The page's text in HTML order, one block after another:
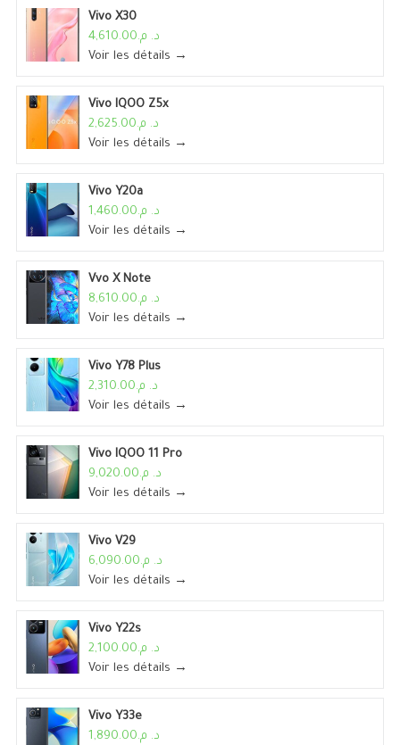
Vivo X30
د. م.4,610.00
Voir les détails →
Vivo IQOO Z5x
د. م.2,625.00
Voir les détails →
Vivo Y20a
د. م.1,460.00
Voir les détails →
Vvo X Note
د. م.8,610.00
Voir les détails →
Vivo Y78 Plus
د. م.2,310.00
Voir les détails →
Vivo IQOO 11 Pro
د. م.9,020.00
Voir les détails →
Vivo V29
د. م.6,090.00
Voir les détails →
Vivo Y22s
د. م.2,100.00
Voir les détails →
Vivo Y33e
د. م.1,890.00